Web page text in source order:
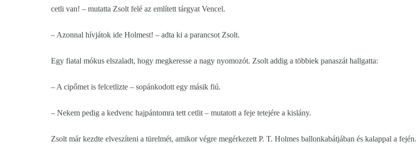
cetli van! – mutatta Zsolt felé az említett tárgyat Vencel.
– Azonnal hívjátok ide Holmest! – adta ki a parancsot Zsolt.
Egy fiatal mókus elszaladt, hogy megkeresse a nagy nyomozót. Zsolt addig a többiek panaszát hallgatta:
– A cipőmet is felcetlizte – sopánkodott egy másik fiú.
– Nekem pedig a kedvenc hajpántomra tett cetlit – mutatott a feje tetejére a kislány.
Zsolt már kezdte elveszíteni a türelmét, amikor végre megérkezett P. T. Holmes ballonkabátjában és kalappal a fején.